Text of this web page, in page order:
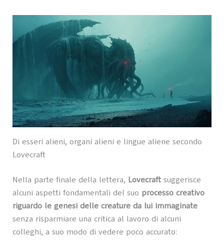
Di esseri alieni, organi alieni e lingue aliene secondo
Lovecraft
Nella parte finale della lettera, Lovecraftsuggerisce
alcuni aspetti fondamentali del suo processo creativo
riguardo le genesi delle creature da lui immaginate
senza risparmiare una critica al lavoro di alcuni
colleghi, a suo modo di vedere poco accurato: